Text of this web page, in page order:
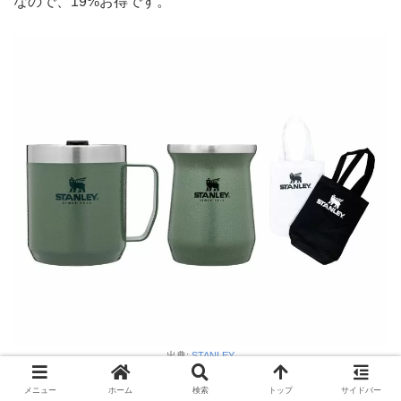
出典:STANLEY
メニュー ホーム 検索 トップ サイドバー